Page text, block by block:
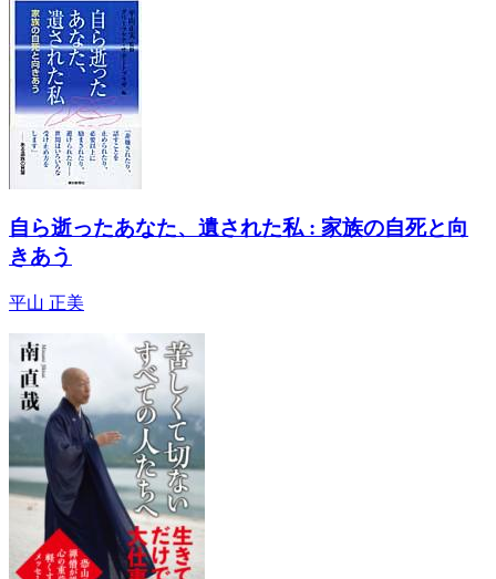
自ら逝ったあなた、遺された私 : 家族の自死と向
きあう
平山 正美